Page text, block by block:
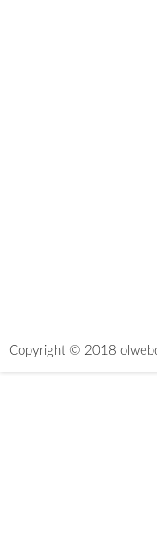
Copyright © 2018